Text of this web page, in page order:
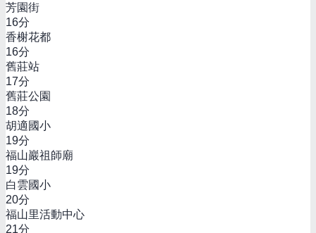
芳園街
16分
香榭花都
16分
舊莊站
17分
舊莊公園
18分
胡適國小
19分
福山巖祖師廟
19分
白雲國小
20分
福山里活動中心
21分